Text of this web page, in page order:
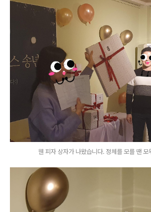
웬 피자 상자가 나왔습니다. 정체를 모를 땐 모